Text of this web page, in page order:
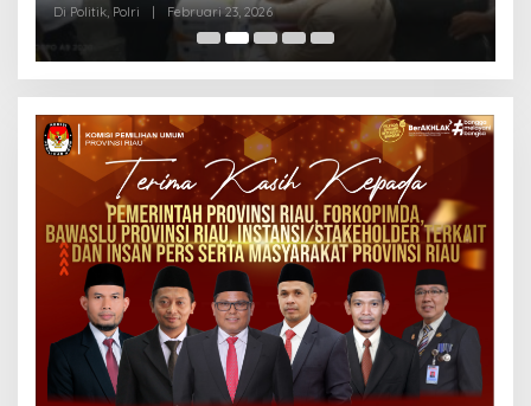
Di Politik, Polri Februari 23, 2026